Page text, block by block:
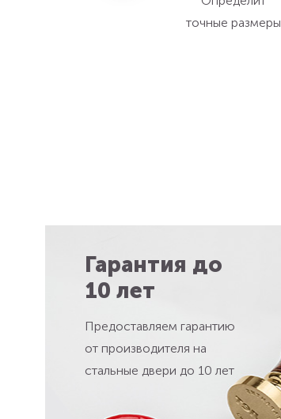
точные размеры
Гарантия до
10 лет
Предоставляем гарантию
от производителя на
стальные двери до 10 лет